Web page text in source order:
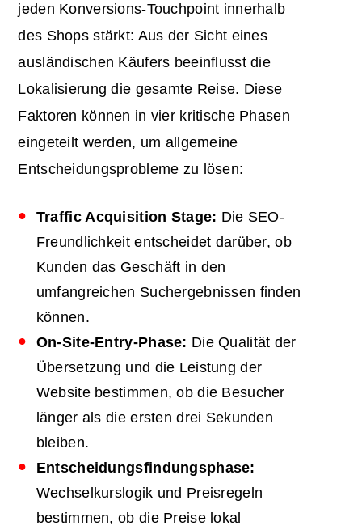
jeden Konversions-Touchpoint innerhalb
des Shops stärkt: Aus der Sicht eines
ausländischen Käufers beeinflusst die
Lokalisierung die gesamte Reise. Diese
Faktoren können in vier kritische Phasen
eingeteilt werden, um allgemeine
Entscheidungsprobleme zu lösen:
TrafficAcquisition Stage: Die SEO-
Freundlichkeit entscheidet darüber, ob
Kunden das Geschäft in den
umfangreichen Suchergebnissen finden
können.
On-Site-Entry-Phase: Die Qualität der
Übersetzung und die Leistung der
Website bestimmen, ob die Besucher
länger als die ersten drei Sekunden
bleiben.
Entscheidungsfindungsphase:
Wechselkurslogik und Preisregeln
bestimmen, ob die Preise lokal